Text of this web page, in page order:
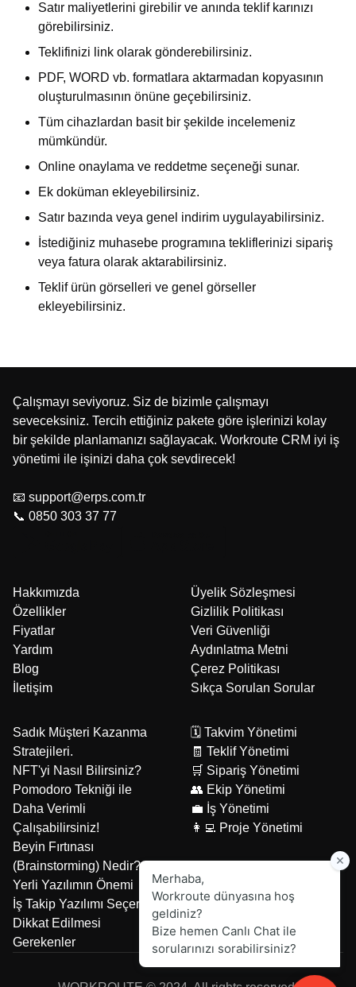
Çerez Politikası
İnternet sitemizde kullanılan çerezlerle ilgili bilgi almak
ve tercihlerinizi yönetmek için Çerez Politikası , daha
fazla bilgi için Aydınlatma Metnini sayfalarını ziyaret
edebilirsiniz. Sitemizi kullanarak çerezleri kullanmamızı
kabul edersiniz.gizlilik politikası ve çerez politikası.
Satır maliyetlerini girebilir ve anında teklif karınızı
görebilirsiniz.
Teklifinizi link olarak gönderebilirsiniz.
PDF, WORD vb. formatlara aktarmadan kopyasının
oluşturulmasının önüne geçebilirsiniz.
Tüm cihazlardan basit bir şekilde incelemeniz
mümkündür.
Online onaylama ve reddetme seçeneği sunar.
Ek doküman ekleyebilirsiniz.
Satır bazında veya genel indirim uygulayabilirsiniz.
İstediğiniz muhasebe programına tekliflerinizi sipariş
veya fatura olarak aktarabilirsiniz.
Teklif ürün görselleri ve genel görseller
ekleyebilirsiniz.
Çalışmayı seviyoruz. Siz de bizimle çalışmayı
seveceksiniz. Tercih ettiğiniz pakete göre işlerinizi kolay
bir şekilde planlamanızı sağlayacak. Workroute CRM iyi iş
yönetimi ile işinizi daha çok sevdirecek!
📧 support@erps.com.tr
📞 0850 303 37 77
Hakkımızda
Özellikler
Fiyatlar
Yardım
Blog
İletişim
Üyelik Sözleşmesi
Gizlilik Politikası
Veri Güvenliği
Aydınlatma Metni
Çerez Politikası
Sıkça Sorulan Sorular
Sadık Müşteri Kazanma
Stratejileri.
NFT'yi Nasıl Bilirsiniz?
Pomodoro Tekniği ile
Daha Verimli
Çalışabilirsiniz!
Beyin Fırtınası
(Brainstorming) Nedir?
Yerli Yazılımın Önemi
İş Takip Yazılımı Seçerken
Dikkat Edilmesi
Gerekenler
🗓️ Takvim Yönetimi
🧾 Teklif Yönetimi
🛒 Sipariş Yönetimi
👥 Ekip Yönetimi
💼 İş Yönetimi
👩‍💻 Proje Yönetimi